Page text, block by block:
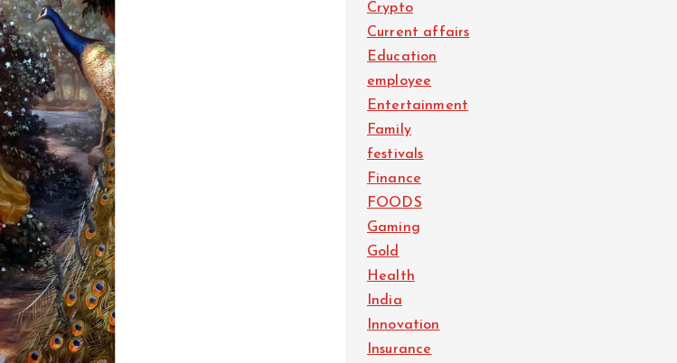
Crypto
Current affairs
Education
employee
Entertainment
Family
festivals
Finance
FOODS
Gaming
Gold
Health
India
Innovation
Insurance